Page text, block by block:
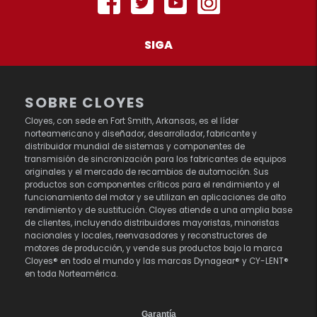
SIGA
SOBRE CLOYES
Cloyes, con sede en Fort Smith, Arkansas, es el líder
norteamericano y diseñador, desarrollador, fabricante y
distribuidor mundial de sistemas y componentes de
transmisión de sincronización para los fabricantes de equipos
originales y el mercado de recambios de automoción. Sus
productos son componentes críticos para el rendimiento y el
funcionamiento del motor y se utilizan en aplicaciones de alto
rendimiento y de sustitución. Cloyes atiende a una amplia base
de clientes, incluyendo distribuidores mayoristas, minoristas
nacionales y locales, reenvasadores y reconstructores de
motores de producción, y vende sus productos bajo la marca
Cloyes® en todo el mundo y las marcas Dynagear® y CY-LENT®
en toda Norteamérica.
Garantía